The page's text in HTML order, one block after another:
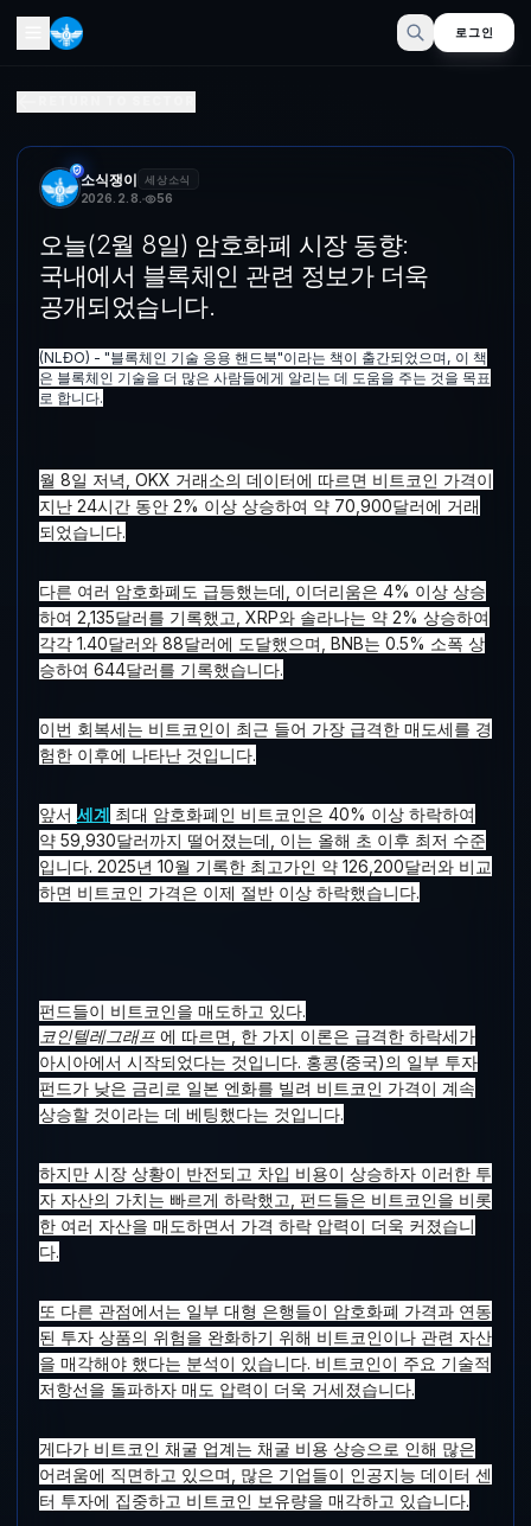
로그인
소식쟁이 세상소식
2026. 2. 8. 56
오늘(2월 8일) 암호화폐 시장 동향:
국내에서 블록체인 관련 정보가 더욱
공개되었습니다.
(NLĐO) - "블록체인 기술 응용 핸드북"이라는 책이 출간되었으며, 이 책
은 블록체인 기술을 더 많은 사람들에게 알리는 데 도움을 주는 것을 목표
로 합니다.
월 8일 저녁, OKX 거래소의 데이터에 따르면 비트코인 ​​가격이
지난 24시간 동안 2% 이상 상승하여 약 70,900달러에 거래
되었습니다.
다른 여러 암호화폐도 급등했는데, 이더리움은 4% 이상 상승
하여 2,135달러를 기록했고, XRP와 솔라나는 약 2% 상승하여
각각 1.40달러와 88달러에 도달했으며, BNB는 0.5% 소폭 상
승하여 644달러를 기록했습니다.
이번 회복세는 비트코인이 최근 들어 가장 급격한 매도세를 경
험한 이후에 나타난 것입니다.
앞서 세계 최대 암호화폐인 비트코인은 40% 이상 하락하여
약 59,930달러까지 떨어졌는데, 이는 올해 초 이후 최저 수준
입니다. 2025년 10월 기록한 최고가인 약 126,200달러와 비교
하면 비트코인 ​​가격은 이제 절반 이상 하락했습니다.
펀드들이 비트코인을 매도하고 있다.
코인텔레그래프에 따르면, 한 가지 이론은 급격한 하락세가
아시아에서 시작되었다는 것입니다. 홍콩(중국)의 일부 투자
펀드가 낮은 금리로 일본 엔화를 빌려 비트코인 ​​가격이 계속
상승할 것이라는 데 베팅했다는 것입니다.
하지만 시장 상황이 반전되고 차입 비용이 상승하자 이러한 투
자 자산의 가치는 빠르게 하락했고, 펀드들은 비트코인을 비롯
한 여러 자산을 매도하면서 가격 하락 압력이 더욱 커졌습니
다.
또 다른 관점에서는 일부 대형 은행들이 암호화폐 가격과 연동
된 투자 상품의 위험을 완화하기 위해 비트코인이나 관련 자산
을 매각해야 했다는 분석이 있습니다. 비트코인이 주요 기술적
저항선을 돌파하자 매도 압력이 더욱 거세졌습니다.
게다가 비트코인 ​​채굴 업계는 채굴 비용 상승으로 인해 많은
어려움에 직면하고 있으며, 많은 기업들이 인공지능 데이터 센
터 투자에 집중하고 비트코인 ​​보유량을 매각하고 있습니다.